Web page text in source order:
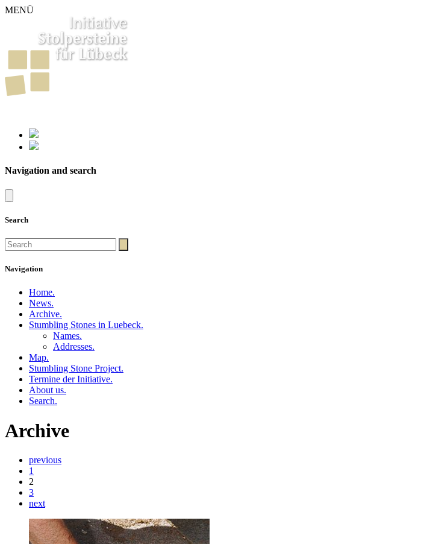
MENÜ
Navigation and search
Search
Navigation
Home.
News.
Archive.
Stumbling Stones in Luebeck.
Names.
Addresses.
Map.
Stumbling Stone Project.
Termine der Initiative.
About us.
Search.
Archive
previous
1
2
3
next